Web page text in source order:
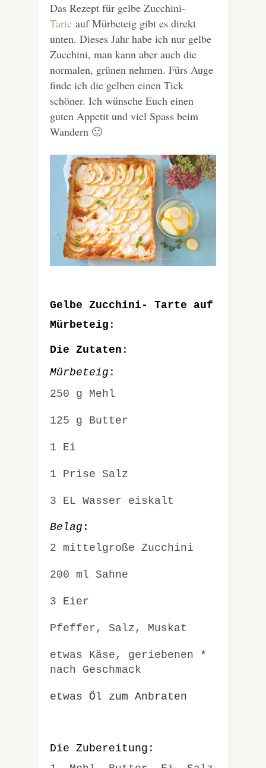
Das Rezept für gelbe Zucchini-
Tarte auf Mürbeteig gibt es direkt
unten. Dieses Jahr habe ich nur gelbe
Zucchini, man kann aber auch die
normalen, grünen nehmen. Fürs Auge
finde ich die gelben einen Tick
schöner. Ich wünsche Euch einen
guten Appetit und viel Spass beim
Wandern 🙂
Gelbe Zucchini- Tarte auf
Mürbeteig :
Die Zutaten :
Mürbeteig :
250 g Mehl
125 g Butter
1 Ei
1 Prise Salz
3 EL Wasser eiskalt
Belag :
2 mittelgroße Zucchini
200 ml Sahne
3 Eier
Pfeffer, Salz, Muskat
etwas Käse, geriebenen *
nach Geschmack
etwas Öl zum Anbraten
Die Zubereitung: